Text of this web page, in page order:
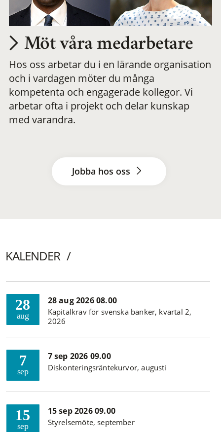
Möt våra medarbetare
Hos oss arbetar du i en lärande organisation
och i vardagen möter du många
kompetenta och engagerade kollegor. Vi
arbetar ofta i projekt och delar kunskap
med varandra.
Jobba hos oss
KALENDER
28
aug
28 aug 2026 08.00
Kapitalkrav för svenska banker, kvartal 2,
2026
7
sep
7 sep 2026 09.00
Diskonteringsräntekurvor, augusti
15
sep
15 sep 2026 09.00
Styrelsemöte, september